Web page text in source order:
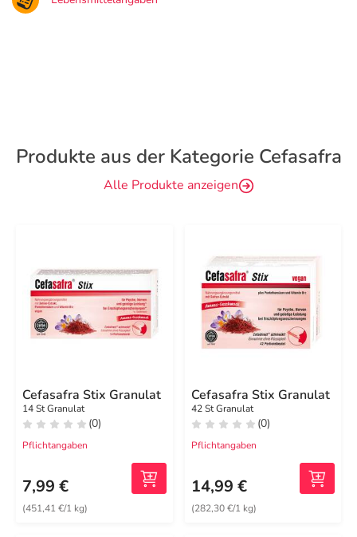
Produkte aus der Kategorie Cefasafra
Alle Produkte anzeigen
Cefasafra Stix Granulat
14 St Granulat
(0)
Pflichtangaben
7,99 €
(451,41 €/1 kg)
Cefasafra Stix Granulat
42 St Granulat
(0)
Pflichtangaben
14,99 €
(282,30 €/1 kg)